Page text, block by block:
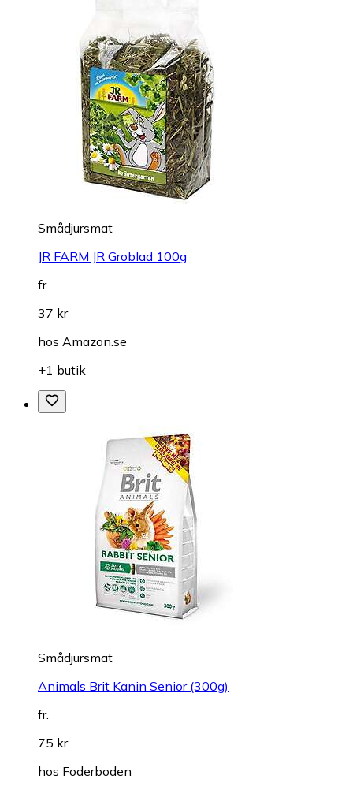
Smådjursmat
JR FARM JR Groblad 100g
fr.
37 kr
hos Amazon.se
+1 butik
Smådjursmat
Animals Brit Kanin Senior (300g)
fr.
75 kr
hos Foderboden